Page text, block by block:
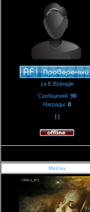
za E.B|deagle
Сообщений: 90
Награды: 0
[ ]
Maklay